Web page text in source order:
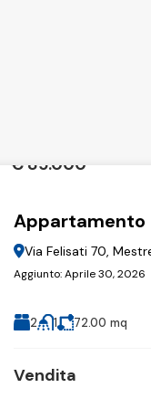
€ 85.000
Appartamento
Via Felisati 70,
Aggiunto:Aprile 30, 2026
2 1 72.00 mq
Vendita